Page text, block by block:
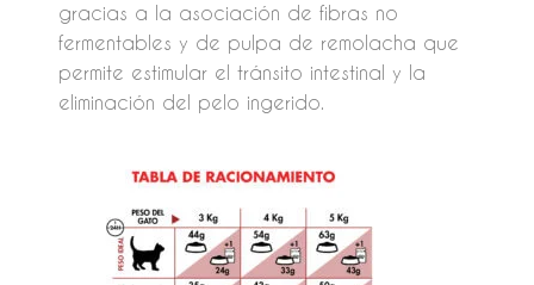
gracias a la asociación de fibras no
fermentables y de pulpa de remolacha que
permite estimular el tránsito intestinal y la
eliminación del pelo ingerido.